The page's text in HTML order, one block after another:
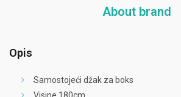
About brand
Opis
Samostojeći džak za boks